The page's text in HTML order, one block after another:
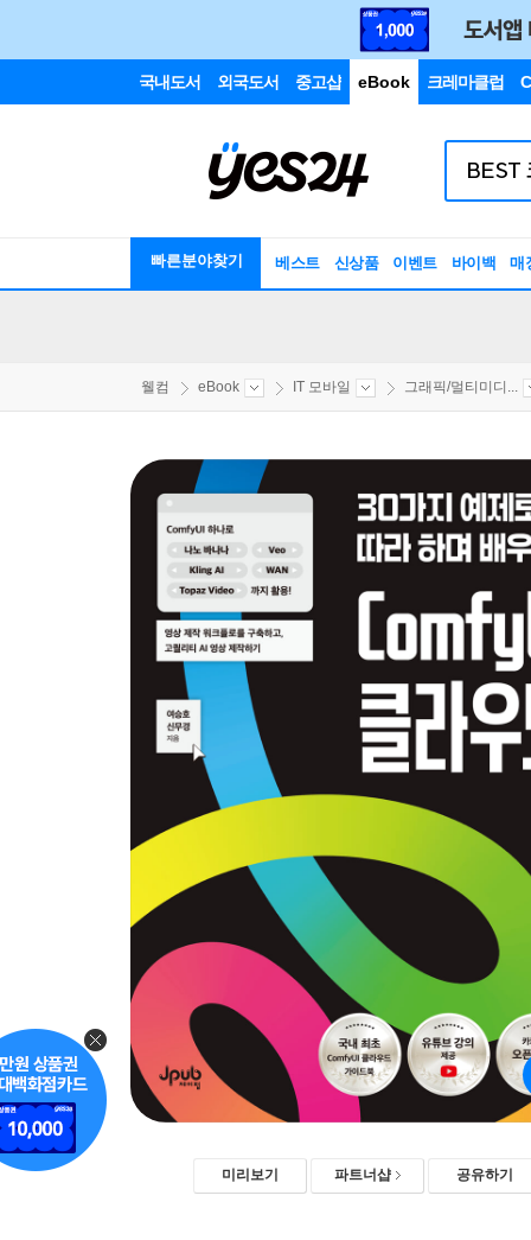
국내도서 외국도서 중고샵 eBook 크레마클럽
빠른분야찾기 베스트 신상품 이벤트 바이백 매
웰컴 eBook IT 모바일 그래픽/멀티미디...
미리보기 파트너샵 공유하기